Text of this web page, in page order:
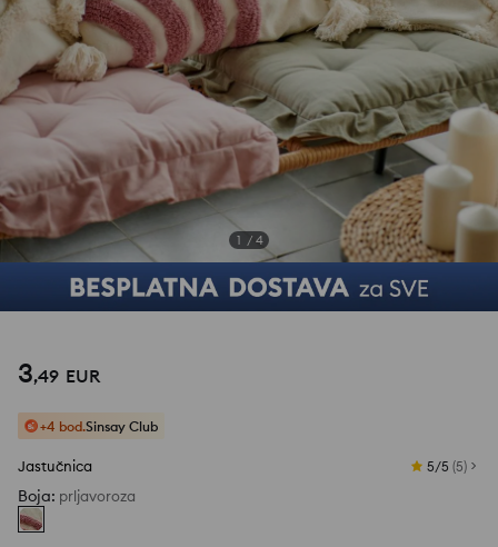
1 / 4
3,49 EUR
+4 bod.Sinsay Club
Jastučnica 5/5 (5)
Boja: prljavoroza